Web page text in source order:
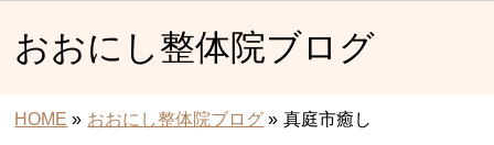
おおにし整体院ブログ
HOME » おおにし整体院ブログ » 真庭市癒し